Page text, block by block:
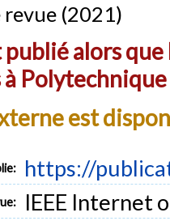
(2021)
alors
à
est
https://
IEEE Internet